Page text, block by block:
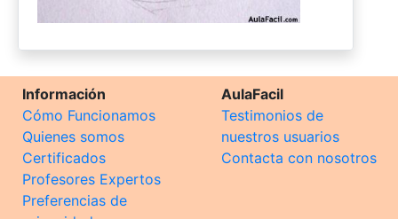
Información
Cómo Funcionamos
Quienes somos
Certificados
Profesores Expertos
Preferencias de
AulaFacil
Testimonios de
nuestros usuarios
Contacta con nosotros